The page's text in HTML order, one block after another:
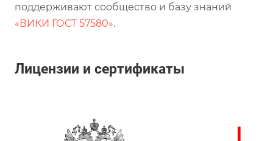
поддерживают сообщество и базу знаний
«ВИКИ ГОСТ 57580».
Лицензии и сертификаты